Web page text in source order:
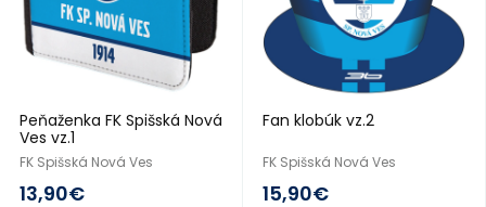
Peňaženka FK Spišská Nová
Ves vz.1
FK Spišská Nová Ves
13,90€
Fan klobúk vz.2
FK Spišská Nová Ves
15,90€